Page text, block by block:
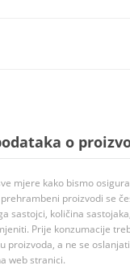
o
mjere kako bismo
proizvodi se
sastojci, količina
Prije konzumacije
proizvoda, a ne se
web stranici.